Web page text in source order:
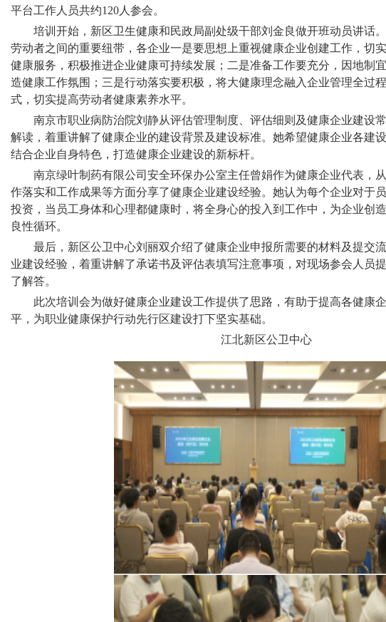
平台工作人员共约120人参会。
培训开始，新区卫生健康和民政局副处级干部刘金良做开班动员讲话
劳动者之间的重要纽带，各企业一是要思想上重视健康企业创建工作，切
健康服务，积极推进企业健康可持续发展；二是准备工作要充分，因地制
造健康工作氛围；三是行动落实要积极，将大健康理念融入企业管理全过
式，切实提高劳动者健康素养水平。
南京市职业病防治院刘静从评估管理制度、评估细则及健康企业建设
解读，着重讲解了健康企业的建设背景及建设标准。她希望健康企业各建
结合企业自身特色，打造健康企业建设的新标杆。
南京绿叶制药有限公司安全环保办公室主任曾娟作为健康企业代表，
作落实和工作成果等方面分享了健康企业建设经验。她认为每个企业对于
投资，当员工身体和心理都健康时，将全身心的投入到工作中，为企业创
良性循环。
最后，新区公卫中心刘丽双介绍了健康企业申报所需要的材料及提交
业建设经验，着重讲解了承诺书及评估表填写注意事项，对现场参会人员
了解答。
此次培训会为做好健康企业建设工作提供了思路，有助于提高各健康
平，为职业健康保护行动先行区建设打下坚实基础。
江北新区公卫中心